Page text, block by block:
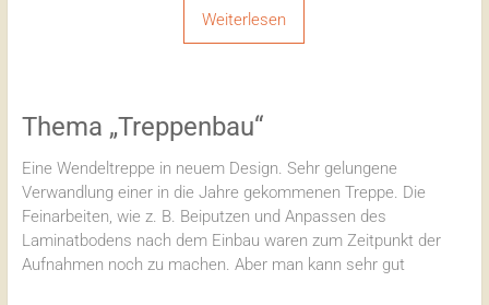
Weiterlesen
Thema „Treppenbau“
Eine Wendeltreppe in neuem Design. Sehr gelungene
Verwandlung einer in die Jahre gekommenen Treppe. Die
Feinarbeiten, wie z. B. Beiputzen und Anpassen des
Laminatbodens nach dem Einbau waren zum Zeitpunkt der
Aufnahmen noch zu machen. Aber man kann sehr gut